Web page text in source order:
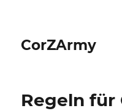
CorZArmy
Regeln